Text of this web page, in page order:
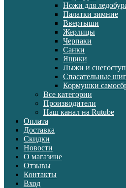
Ножи для
Палатки зимние
Ввертыши
Жерлицы
Черпаки
Санки
Ящики
Лыжи и
Спасательные
Кормушки
Все категории
Производители
Наш канал на Rutube
Оплата
Доставка
Скидки
Новости
О магазине
Отзывы
Контакты
Вход